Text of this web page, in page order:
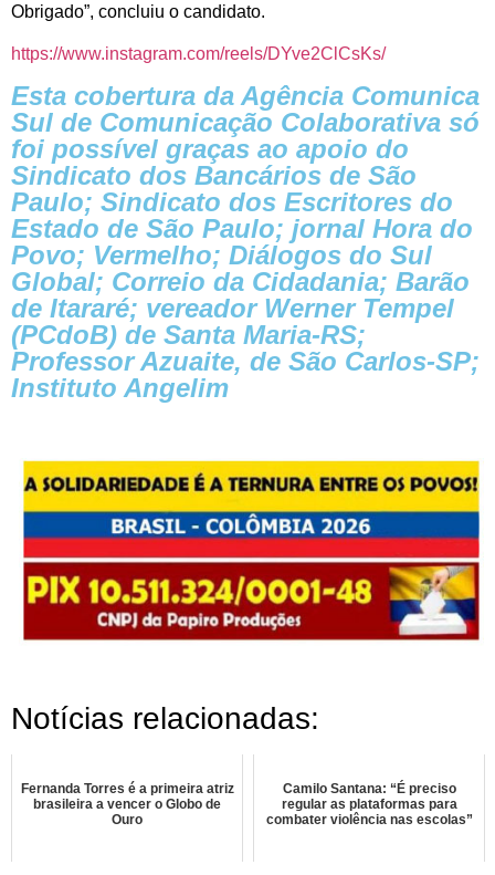
Obrigado”, concluiu o candidato.
https://www.instagram.com/reels/DYve2ClCsKs/
Esta cobertura da Agência Comunica
Sul de Comunicação Colaborativa só
foi possível graças ao apoio do
Sindicato dos Bancários de São
Paulo; Sindicato dos Escritores do
Estado de São Paulo; jornal Hora do
Povo; Vermelho; Diálogos do Sul
Global; Correio da Cidadania; Barão
de Itararé; vereador Werner Tempel
(PCdoB) de Santa Maria-RS;
Professor Azuaite, de São Carlos-SP;
Instituto Angelim
Notícias relacionadas:
Fernanda Torres é a primeira atriz
brasileira a vencer o Globo de
Ouro
Camilo Santana: “É preciso
regular as plataformas para
combater violência nas escolas”